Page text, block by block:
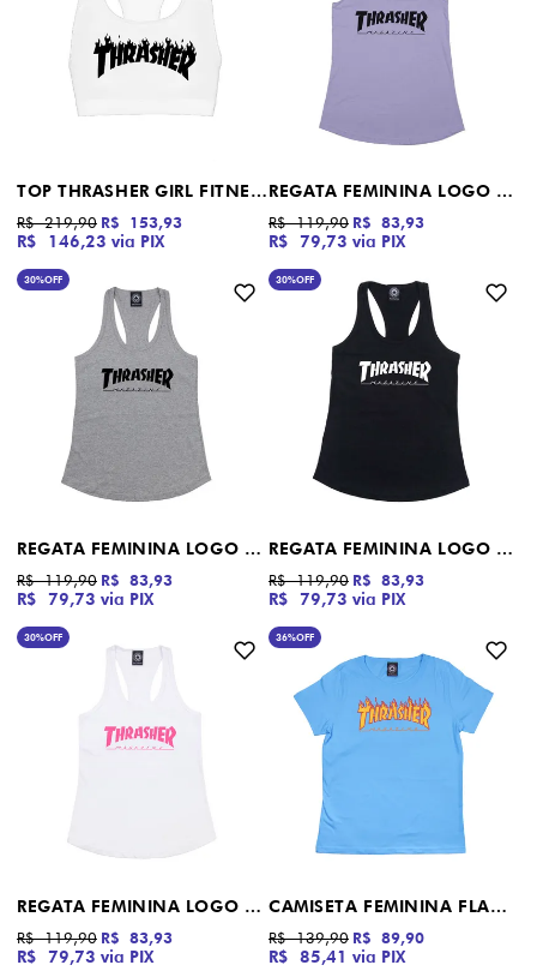
TOP THRASHER GIRL FITNESS FLAME HOT BRANCO
R$ 146,23 via PIX
R$ 219,90 R$ 153,93
REGATA FEMININA LOGO RACERBACK THRASHER MAGAZINE LILÁS
R$ 79,73 via PIX
R$ 119,90 R$ 83,93
30%OFF
REGATA FEMININA LOGO RACERBACK THRASHER MAGAZINE CINZA MESCLA
R$ 79,73 via PIX
R$ 119,90 R$ 83,93
30%OFF
REGATA FEMININA LOGO RACERBACK THRASHER MAGAZINE PRETO
R$ 79,73 via PIX
R$ 119,90 R$ 83,93
30%OFF
REGATA FEMININA LOGO RACERBACK THRASHER MAGAZINE BRANCO
R$ 79,73 via PIX
R$ 119,90 R$ 83,93
36%OFF
CAMISETA FEMININA FLAME LOGO THRASHER MAGAZINE AZUL CLARO
R$ 85,41 via PIX
R$ 139,90 R$ 89,90